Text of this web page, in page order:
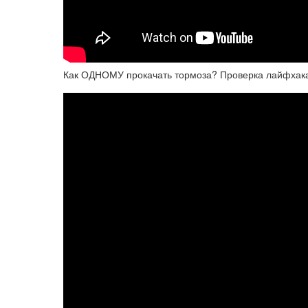
Как ОДНОМУ прокачать тормоза? Проверка